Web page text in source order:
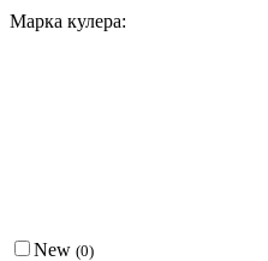
Марка кулера:
New (0)